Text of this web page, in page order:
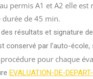
permis A1 et A2 elle est
de 45 min.
résultats et signature
conservé par l’auto-
pour chaque
EVALUATION-DE-